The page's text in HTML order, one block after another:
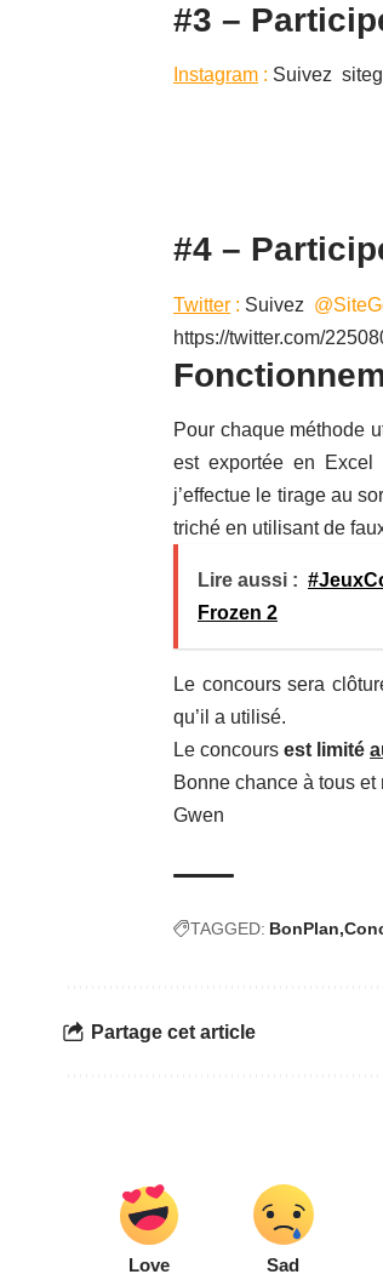
#3 –
Instagram : Suivez
#4 –
Twitter : Suivez
https://twitter.com/
Pour chaque méthode
est exportée en
j’effectue le tirage au
triché en utilisant de
Lire aussi :
Frozen 2
Le concours sera
qu’il a utilisé.
Le concours est limité
Bonne chance à tous et
Gwen
TAGGED: BonPlan
Partage cet article
Love Sad